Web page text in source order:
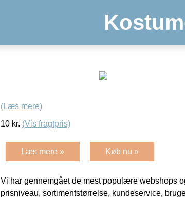
(Læs mere)
10 kr. (Vis fragtpris)
Læs mere » Køb nu »
Vi har gennemgået de mest populære webshops
prisniveau, sortimentstørrelse, kundeservice,